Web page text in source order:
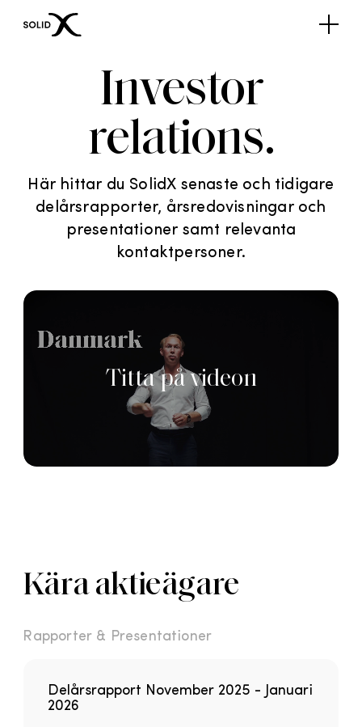
Investor
relations.
Här hittar du SolidX senaste och tidigare
delårsrapporter, årsredovisningar och
presentationer samt relevanta
kontaktpersoner.
Kära aktieägare
Rapporter & Presentationer
Delårsrapport November 2025 - Januari
2026